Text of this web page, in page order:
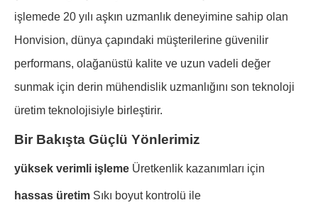
işlemede 20 yılı aşkın uzmanlık deneyimine sahip olan
Honvision, dünya çapındaki müşterilerine güvenilir
performans, olağanüstü kalite ve uzun vadeli değer
sunmak için derin mühendislik uzmanlığını son teknoloji
üretim teknolojisiyle birleştirir.
Bir Bakışta Güçlü Yönlerimiz
yüksek verimli işleme Üretkenlik kazanımları için
hassas üretim Sıkı boyut kontrolü ile